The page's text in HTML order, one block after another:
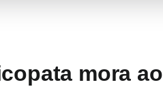
mora ao